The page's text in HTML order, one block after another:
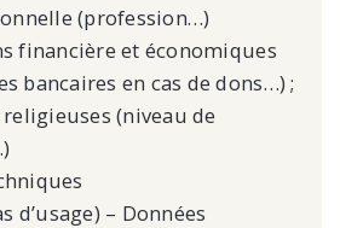
(profession…)
financière et économiques
bancaires en cas de dons…) ;
(niveau de
d’usage) – Données